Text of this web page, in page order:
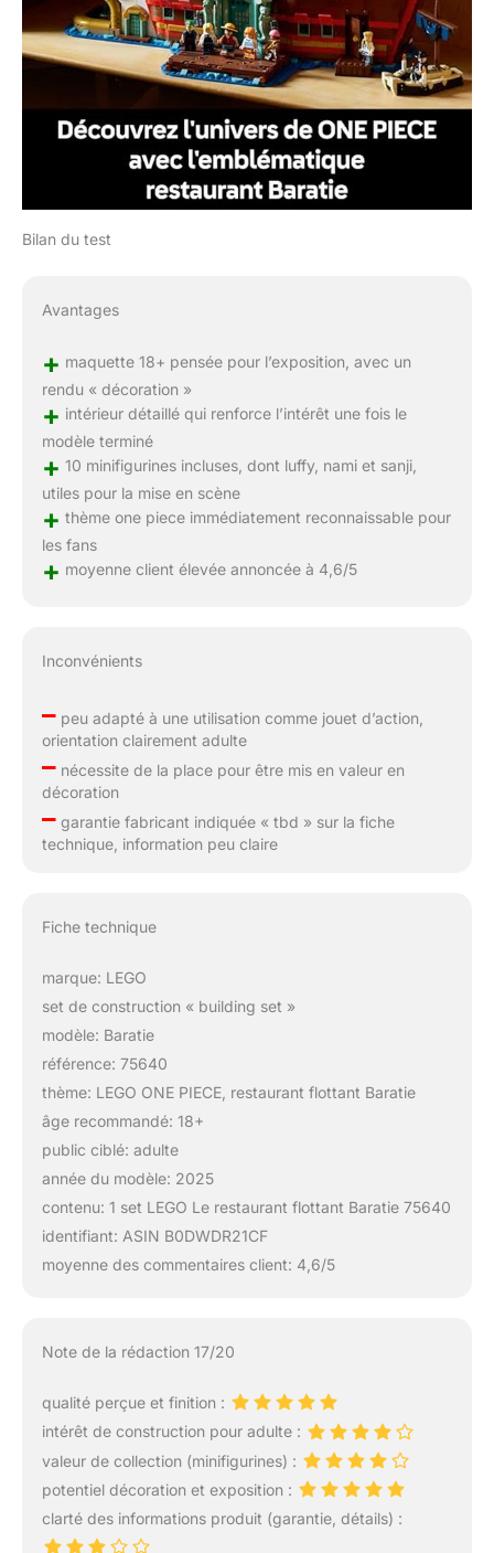
Bilan du test
Avantages
+ maquette 18+ pensée pour l’exposition, avec un
rendu « décoration »
+ intérieur détaillé qui renforce l’intérêt une fois le
modèle terminé
+ 10 minifigurines incluses, dont luffy, nami et sanji,
utiles pour la mise en scène
+ thème one piece immédiatement reconnaissable pour
les fans
+ moyenne client élevée annoncée à 4,6/5
Inconvénients
–peu adapté à une utilisation comme jouet d’action,
orientation clairement adulte
–nécessite de la place pour être mis en valeur en
décoration
–garantie fabricant indiquée « tbd » sur la fiche
technique, information peu claire
Fiche technique
marque: LEGO
set de construction « building set »
modèle: Baratie
référence: 75640
thème: LEGO ONE PIECE, restaurant flottant Baratie
âge recommandé: 18+
public ciblé: adulte
année du modèle: 2025
contenu: 1 set LEGO Le restaurant flottant Baratie 75640
identifiant: ASIN B0DWDR21CF
moyenne des commentaires client: 4,6/5
Note de la rédaction 17/20
qualité perçue et finition :
intérêt de construction pour adulte :
valeur de collection (minifigurines) :
potentiel décoration et exposition :
clarté des informations produit (garantie, détails) :